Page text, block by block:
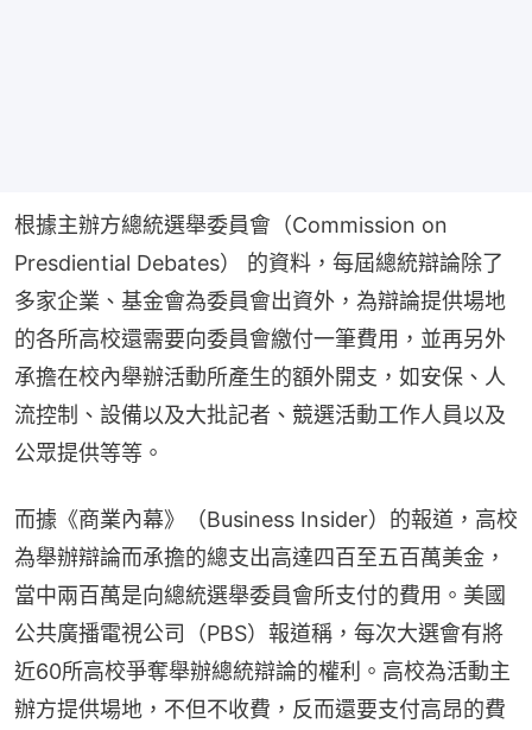
根據主辦方總統選舉委員會（Commission on
Presdiential Debates） 的資料，每屆總統辯論除了
多家企業、基金會為委員會出資外，為辯論提供場地
的各所高校還需要向委員會繳付一筆費用，並再另外
承擔在校內舉辦活動所產生的額外開支，如安保、人
流控制、設備以及大批記者、競選活動工作人員以及
公眾提供等等。
而據《商業內幕》（Business Insider）的報道，高校
為舉辦辯論而承擔的總支出高達四百至五百萬美金，
當中兩百萬是向總統選舉委員會所支付的費用。美國
公共廣播電視公司（PBS）報道稱，每次大選會有將
近60所高校爭奪舉辦總統辯論的權利。高校為活動主
辦方提供場地，不但不收費，反而還要支付高昂的費